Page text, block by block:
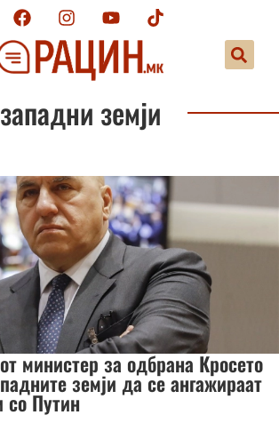
западни земји
министер за одбрана Кросето
земји да се ангажираат
со Путин